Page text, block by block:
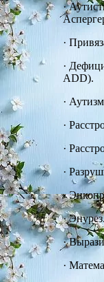
·
·
·
ADD).
·
·
·
·
·
·
·
·